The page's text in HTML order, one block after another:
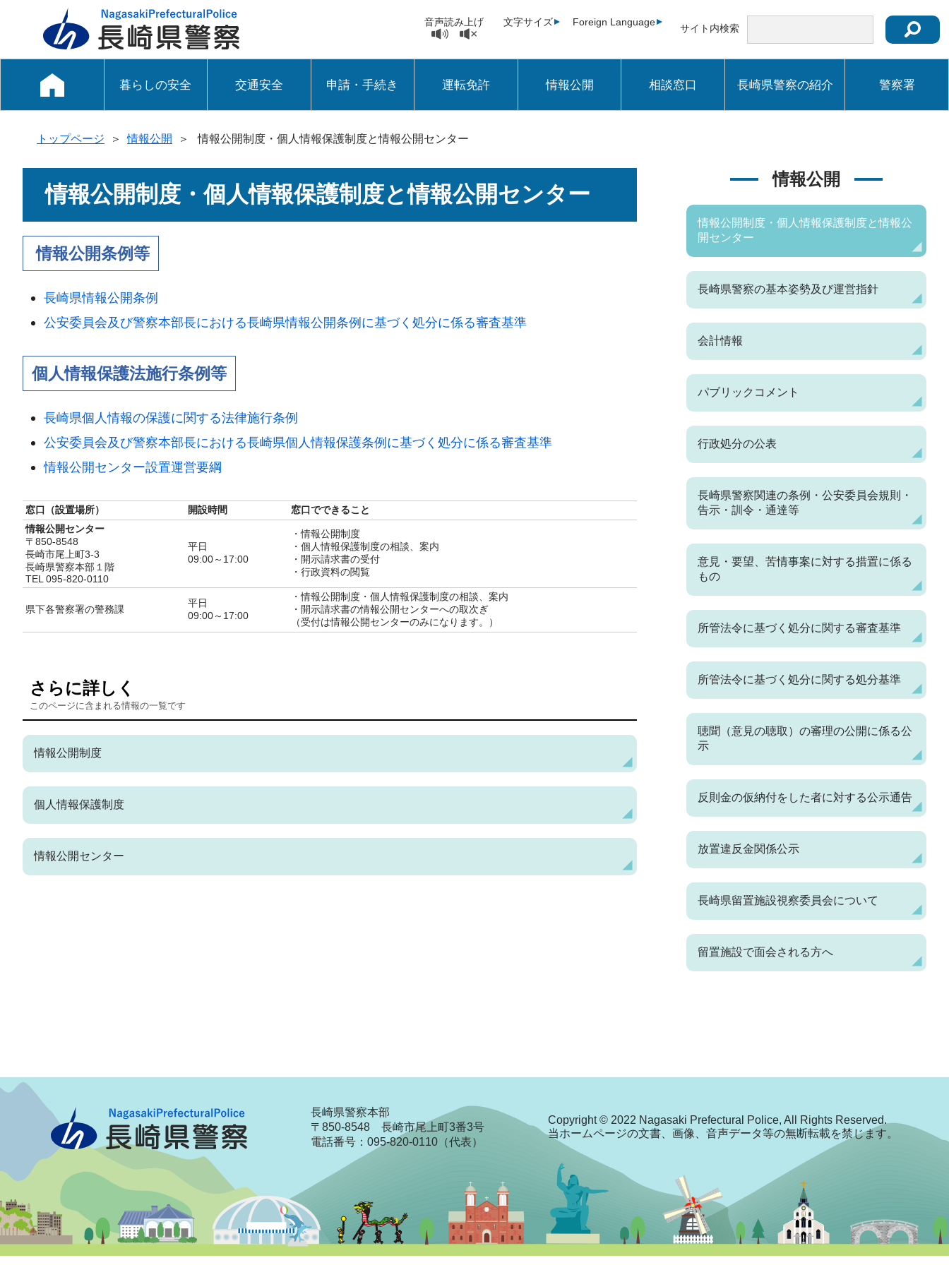
音声読み上げ 文字サイズ Foreign Language
サイト内検索
暮らしの安全 交通安全 申請・手続き 運転免許 情報公開 相談窓口 長崎県警察の紹介 警察署
トップページ ＞ 情報公開 ＞ 情報公開制度・個人情報保護制度と情報公開センター
情報公開制度・個人情報保護制度と情報公開センター
情報公開条例等
長崎県情報公開条例
公安委員会及び警察本部長における長崎県情報公開条例に基づく処分に係る審査基準
個人情報保護法施行条例等
長崎県個人情報の保護に関する法律施行条例
公安委員会及び警察本部長における長崎県個人情報保護条例に基づく処分に係る審査基準
情報公開センター設置運営要綱
窓口（設置場所） 開設時間
窓口でできること
情報公開センター
〒850-8548
長崎市尾上町3-3
長崎県警察本部１階
TEL 095-820-0110
平日
09:00～17:00
・情報公開制度
・個人情報保護制度の相談、案内
・開示請求書の受付
・行政資料の閲覧
県下各警察署の警務課
平日
09:00～17:00
・情報公開制度・個人情報保護制度の相談、案内
・開示請求書の情報公開センターへの取次ぎ
（受付は情報公開センターのみになります。）
さらに詳しく
このページに含まれる情報の一覧です
情報公開制度
個人情報保護制度
情報公開センター
情報公開
情報公開制度・個人情報保護制度と情報公
開センター
長崎県警察の基本姿勢及び運営指針
会計情報
パブリックコメント
行政処分の公表
長崎県警察関連の条例・公安委員会規則・
告示・訓令・通達等
意見・要望、苦情事案に対する措置に係る
もの
所管法令に基づく処分に関する審査基準
所管法令に基づく処分に関する処分基準
聴聞（意見の聴取）の審理の公開に係る公
示
反則金の仮納付をした者に対する公示通告
放置違反金関係公示
長崎県留置施設視察委員会について
留置施設で面会される方へ
長崎県警察本部
〒850-8548 長崎市尾上町3番3号
電話番号：095-820-0110（代表）
Copyright © 2022 Nagasaki Prefectural Police, All Rights Reserved.
当ホームページの文書、画像、音声データ等の無断転載を禁じます。